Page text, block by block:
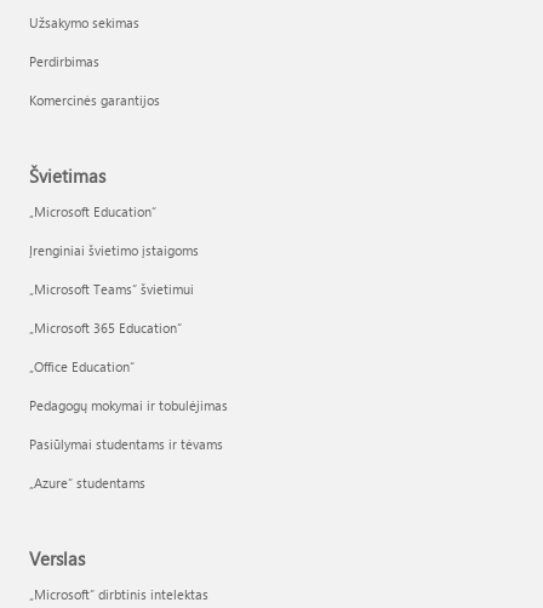
Užsakymo sekimas
Perdirbimas
Komercinės garantijos
Švietimas
„Microsoft Education“
Įrenginiai švietimo įstaigoms
„Microsoft Teams“ švietimui
„Microsoft 365 Education“
„Office Education“
Pedagogų mokymai ir tobulėjimas
Pasiūlymai studentams ir tėvams
„Azure“ studentams
Verslas
„Microsoft“ dirbtinis intelektas